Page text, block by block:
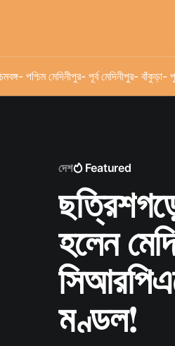
- পশ্চিম মেদিনীপুর- পূর্ব মেদিনীপুর- বাঁকুড়া-
দেশ Featured
হলেন
মণ্ডল!